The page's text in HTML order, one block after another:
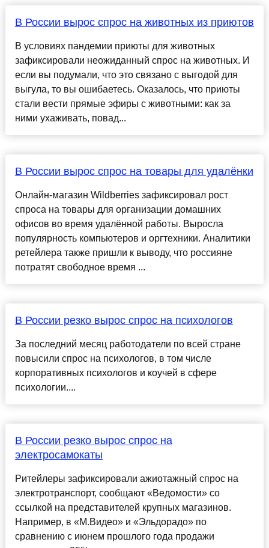
В России вырос спрос на животных из приютов
В условиях пандемии приюты для животных
зафиксировали неожиданный спрос на животных. И
если вы подумали, что это связано с выгодой для
выгула, то вы ошибаетесь. Оказалось, что приюты
стали вести прямые эфиры с животными: как за
ними ухаживать, повад...
В России вырос спрос на товары для удалёнки
Онлайн-магазин Wildberries зафиксировал рост
спроса на товары для организации домашних
офисов во время удалённой работы. Выросла
популярность компьютеров и оргтехники. Аналитики
ретейлера также пришли к выводу, что россияне
потратят свободное время ...
В России резко вырос спрос на психологов
За последний месяц работодатели по всей стране
повысили спрос на психологов, в том числе
корпоративных психологов и коучей в сфере
психологии....
В России резко вырос спрос на
электросамокаты
Ритейлеры зафиксировали ажиотажный спрос на
электротранспорт, сообщают «Ведомости» со
ссылкой на представителей крупных магазинов.
Например, в «М.Видео» и «Эльдорадо» по
сравнению с июнем прошлого года продажи